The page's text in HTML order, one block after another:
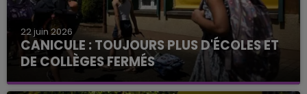
22 juin 2026
CANICULE : TOUJOURS PLUS D'ÉCOLES ET
DE COLLÈGES FERMÉS